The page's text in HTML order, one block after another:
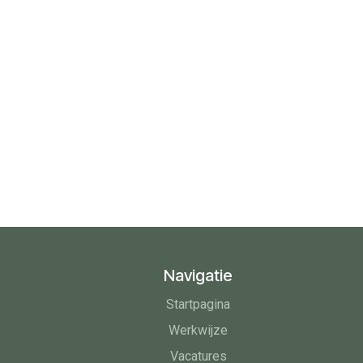
Navigatie
Startpagina
Werkwijze
Vacatures